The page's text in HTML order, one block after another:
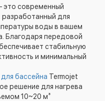
это современный
для
воды в вашем
Благодаря передовой
стабильную
и минимальный
бассейна Termojet
решение для нагрева
10~20 м³